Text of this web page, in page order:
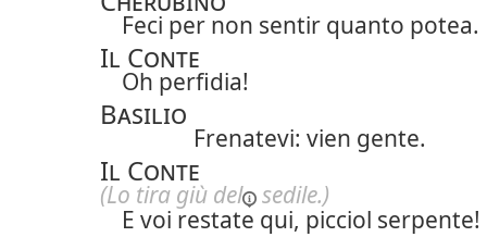
Feci per non sentir quanto potea.
Il Conte
Oh perfidia!
Basilio
Frenatevi: vien gente.
Il Conte
(Lo tira giù del
sedile.)
E voi restate qui, picciol serpente!